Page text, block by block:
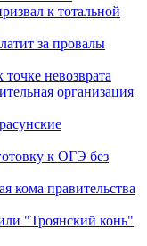
к тотальной
за провалы
невозврата
организация
к ОГЭ без
кома правительства
"Троянский конь"